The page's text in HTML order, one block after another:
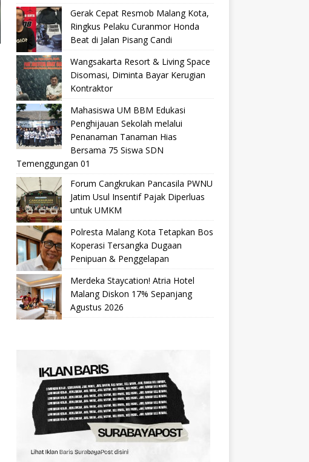
Gerak Cepat Resmob Malang Kota,
Ringkus Pelaku Curanmor Honda
Beat di Jalan Pisang Candi
Wangsakarta Resort & Living Space
Disomasi, Diminta Bayar Kerugian
Kontraktor
Mahasiswa UM BBM Edukasi
Penghijauan Sekolah melalui
Penanaman Tanaman Hias
Bersama 75 Siswa SDN
Temenggungan 01
Forum Cangkrukan Pancasila PWNU
Jatim Usul Insentif Pajak Diperluas
untuk UMKM
Polresta Malang Kota Tetapkan Bos
Koperasi Tersangka Dugaan
Penipuan & Penggelapan
Merdeka Staycation! Atria Hotel
Malang Diskon 17% Sepanjang
Agustus 2026